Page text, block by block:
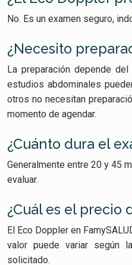
No. Es un examen seguro,
¿Necesito
La preparación depende
estudios abdominales
otros no necesitan
momento de agendar.
¿Cuánto dura el
Generalmente entre 20 y 45
evaluar.
¿Cuál es el precio
El Eco Doppler en
valor puede variar según
solicitado.